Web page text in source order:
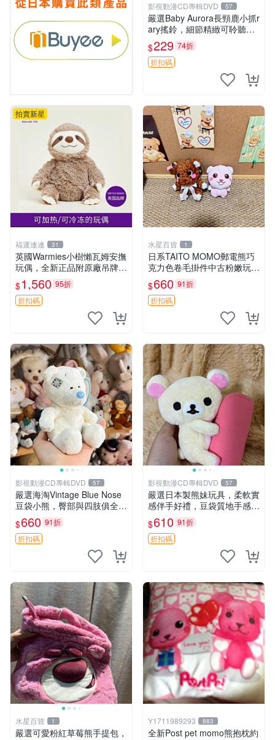
影視動漫CD專輯DVD 57
嚴選Baby Aurora長頸鹿小抓r
ary搖鈴，細節精緻可聆聽清
脆鈴音 軟萌可愛 定制紀念 金
屬搖鈴 新手媽咪推薦 長頸鹿
抓rary 搖鈴
$229 74折
折扣碼
拍賣新星
福運連連 31
英國Warmies小樹懶瓦姆安撫
玩偶，全新正品附原廠吊牌與
防塵袋，內藏薰衣草可加熱，
適合各個年齡層，冷暖兩用享
受抱抱樂趣，不容錯過嚴選好
$1,560 95折
折扣碼
水星百貨 1
日系TAITO MOMO郵電熊巧
克力色卷毛掛件中古粉嫩玩偶
微瑕推薦 postpet momo 郵
電熊 中古玩偶
$660 91折
折扣碼
影視動漫CD專輯DVD 57
嚴選海淘Vintage Blue Nose
豆袋小熊，臀部與四肢俱全，
坐高11公分，附原盒與吊牌
收藏。藍鼻子小熊，值得擁有
玩具 憶熊
$660 91折
折扣碼
影視動漫CD專輯DVD 57
嚴選日本製熊妹玩具，柔軟實
感伴手好禮，豆袋質地手感
佳，抱枕小熊 recom 推薦 白
色豆袋 玩具
$610 91折
折扣碼
水星百貨 1
嚴選可愛粉紅草莓熊手提包，
Y1711989293 883
全新Post pet momo熊抱枕約